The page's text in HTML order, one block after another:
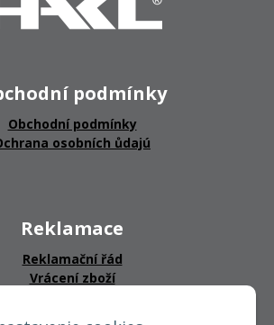
podmínky
Obchodní podmínky
osobních ůdajú
Reklamace
Reklamační řád
Vrácení zboží